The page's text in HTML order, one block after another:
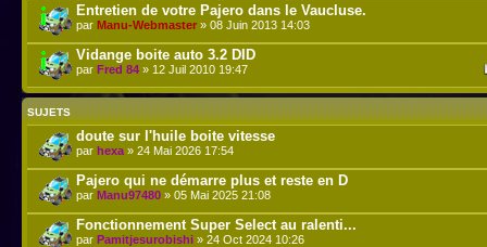
Entretien de votre Pajero dans le Vaucluse.
par Manu-Webmaster » 08 Juin 2013 14:03
Vidange boite auto 3.2 DID
par Fred 84 » 12 Juil 2010 19:47
SUJETS
doute sur l'huile boite vitesse
par hexa » 24 Mai 2026 17:54
Pajero qui ne démarre plus et reste en D
par Manu97480 » 05 Mai 2025 21:08
Fonctionnement Super Select au ralenti...
par Pamitjesurobishi » 24 Oct 2024 10:26